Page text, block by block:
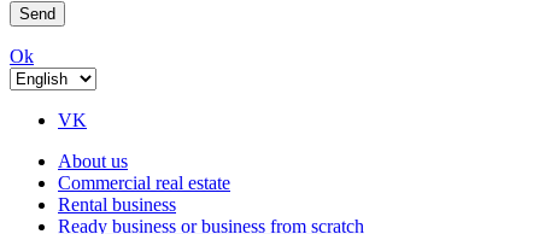
Ok
VK
About us
Commercial real estate
Rental business
Ready business or business from scratch